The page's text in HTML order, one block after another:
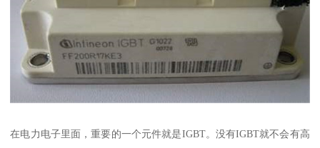
在电力电子里面，重要的一个元件就是IGBT。没有IGBT就不会有高